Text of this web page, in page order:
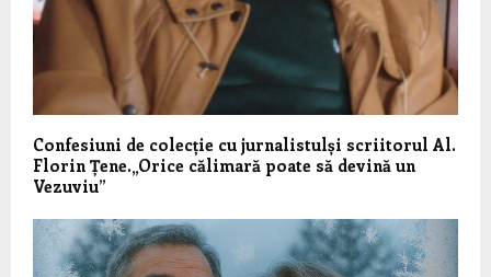
Confesiuni de colecție cu jurnalistulși scriitorul Al.
Florin Țene.„Orice călimară poate să devină un
Vezuviu”